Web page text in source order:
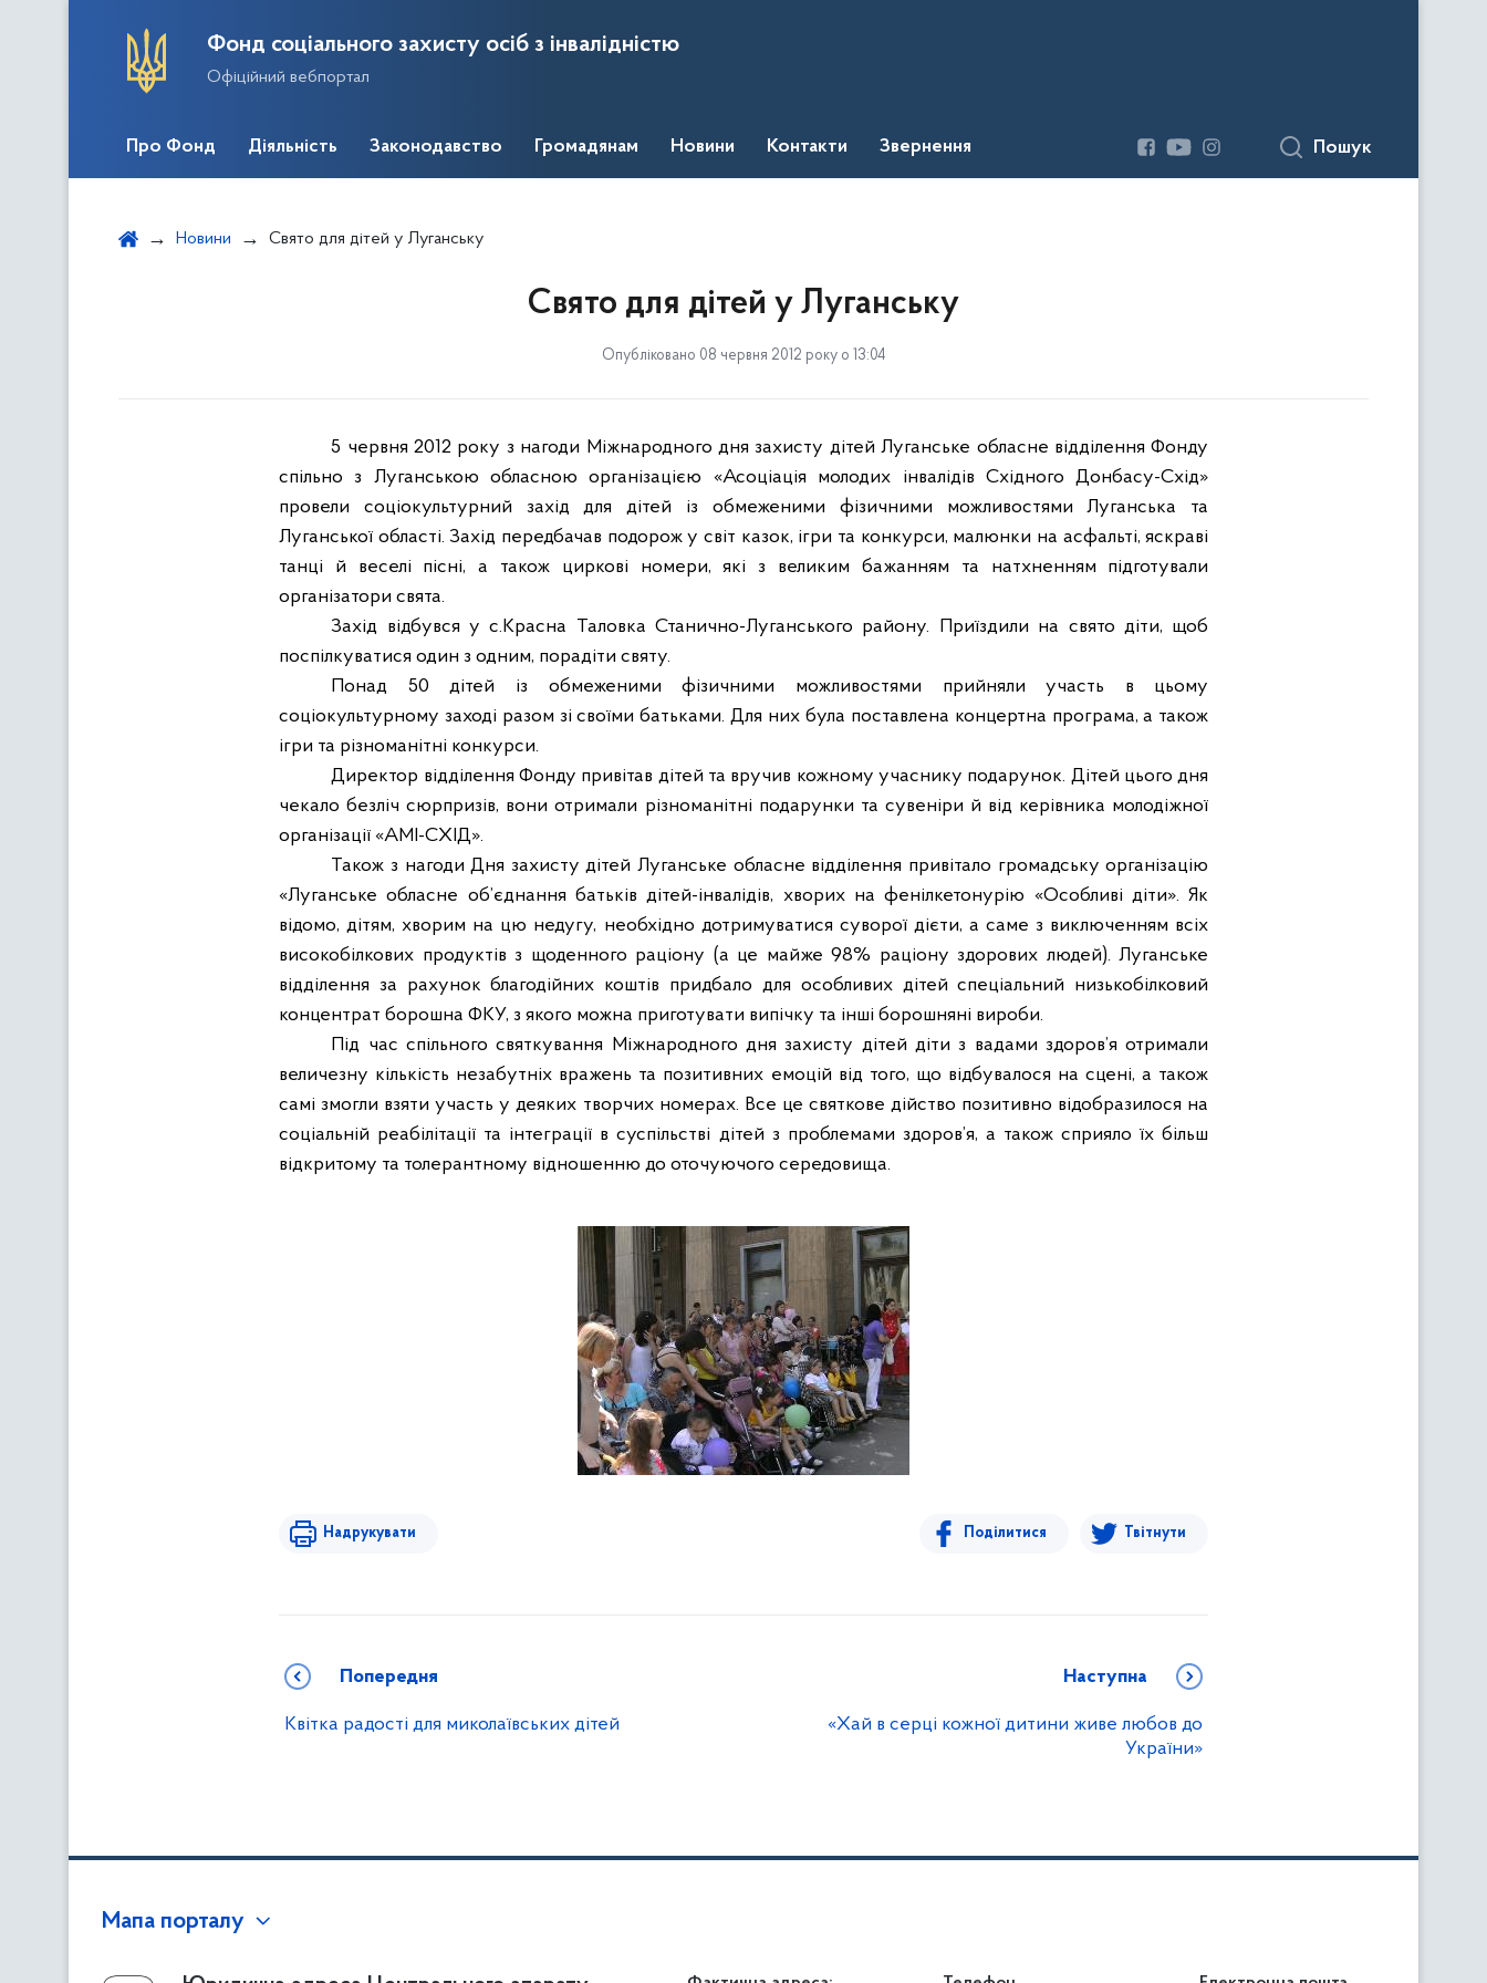
Фонд соціального захисту осіб з інвалідністю
Офіційний вебпортал
Про Фонд Діяльність Законодавство Громадянам Новини Контакти Звернення Пошук
Новини Свято для дітей у Луганську
Свято для дітей у Луганську
Опубліковано 08 червня 2012 року о 13:04
5 червня 2012 року з нагоди Міжнародного дня захисту дітей Луганське обласне відділення Фонду
спільно з Луганською обласною організацією «Асоціація молодих інвалідів Східного Донбасу-Схід»
провели соціокультурний захід для дітей із обмеженими фізичними можливостями Луганська та
Луганської області. Захід передбачав подорож у світ казок, ігри та конкурси, малюнки на асфальті, яскраві
танці й веселі пісні, а також циркові номери, які з великим бажанням та натхненням підготували
організатори свята.
Захід відбувся у с.Красна Таловка Станично-Луганського району. Приїздили на свято діти, щоб
поспілкуватися один з одним, порадіти святу.
Понад 50 дітей із обмеженими фізичними можливостями прийняли участь в цьому
соціокультурному заході разом зі своїми батьками. Для них була поставлена концертна програма, а також
ігри та різноманітні конкурси.
Директор відділення Фонду привітав дітей та вручив кожному учаснику подарунок. Дітей цього дня
чекало безліч сюрпризів, вони отримали різноманітні подарунки та сувеніри й від керівника молодіжної
організації «АМІ-СХІД».
Також з нагоди Дня захисту дітей Луганське обласне відділення привітало громадську організацію
«Луганське обласне об’єднання батьків дітей-інвалідів, хворих на фенілкетонурію «Особливі діти». Як
відомо, дітям, хворим на цю недугу, необхідно дотримуватися суворої дієти, а саме з виключенням всіх
високобілкових продуктів з щоденного раціону (а це майже 98% раціону здорових людей). Луганське
відділення за рахунок благодійних коштів придбало для особливих дітей спеціальний низькобілковий
концентрат борошна ФКУ, з якого можна приготувати випічку та інші борошняні вироби.
Під час спільного святкування Міжнародного дня захисту дітей діти з вадами здоров’я отримали
величезну кількість незабутніх вражень та позитивних емоцій від того, що відбувалося на сцені, а також
самі змогли взяти участь у деяких творчих номерах. Все це святкове дійство позитивно відобразилося на
соціальній реабілітації та інтеграції в суспільстві дітей з проблемами здоров’я, а також сприяло їх більш
відкритому та толерантному відношенню до оточуючого середовища.
Надрукувати Поділитися Твітнути
Попередня
Квітка радості для миколаївських дітей
Наступна
«Хай в серці кожної дитини живе любов до
України»
Мапа порталу